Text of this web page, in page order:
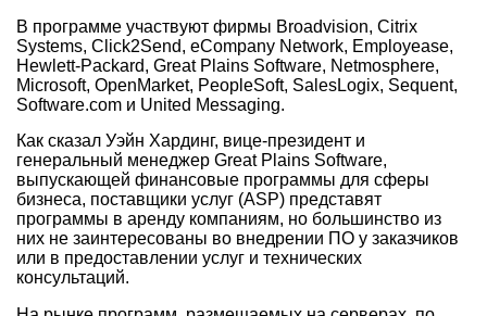
В программе участвуют фирмы Broadvision, Citrix
Systems, Click2Send, eCompany Network, Employease,
Hewlett-Packard, Great Plains Software, Netmosphere,
Microsoft, OpenMarket, PeopleSoft, SalesLogix, Sequent,
Software.com и United Messaging.
Как сказал Уэйн Хардинг, вице-президент и
генеральный менеджер Great Plains Software,
выпускающей финансовые программы для сферы
бизнеса, поставщики услуг (ASP) представят
программы в аренду компаниям, но большинство из
них не заинтересованы во внедрении ПО у заказчиков
или в предоставлении услуг и технических
консультаций.